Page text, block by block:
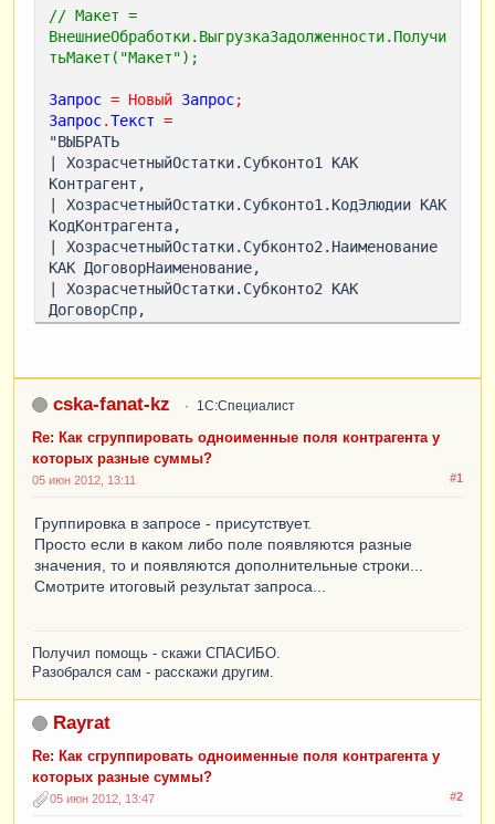
// Макет =
ВнешниеОбработки.ВыгрузкаЗадолженности.Получи
тьМакет("Макет");
Запрос = Новый Запрос;
Запрос.Текст =
"ВЫБРАТЬ
| ХозрасчетныйОстатки.Субконто1 КАК
Контрагент,
| ХозрасчетныйОстатки.Субконто1.КодЭлюдии КАК
КодКонтрагента,
| ХозрасчетныйОстатки.Субконто2.Наименование
КАК ДоговорНаименование,
| ХозрасчетныйОстатки.Субконто2 КАК
ДоговорСпр,
ДатаДоговора,
| ХозрасчетныйОстатки.Субконто2.Подразделение
КАК Подразделение,
| СУММА(ХозрасчетныйОстатки.СуммаОстатокДт)
КАК СуммаДт
| РегистрБухгалтерии.Хозрасчетный.Остатки(
| &ДатаКон,
| Счет В ИЕРАРХИИ (&СписокСчетов),
| ,
ХозрасчетныйОстатки
|
| ХозрасчетныйОстатки.Субконто2,
| ХозрасчетныйОстатки.Субконто1.ИНН,
| ХозрасчетныйОстатки.Субконто1.КПП,
| ХозрасчетныйОстатки.Субконто1.КодЭлюдии,
cska-fanat-kz 1С:Специалист
Re: Как сгруппировать одноименные поля контрагента у
которых разные суммы?
#1
05 июн 2012, 13:11
Группировка в запросе - присутствует.
Просто если в каком либо поле появляются разные
значения, то и появляются дополнительные строки...
Смотрите итоговый результат запроса...
Получил помощь - скажи СПАСИБО.
Разобрался сам - расскажи другим.
Rayrat
Re: Как сгруппировать одноименные поля контрагента у
которых разные суммы?
#2
05 июн 2012, 13:47